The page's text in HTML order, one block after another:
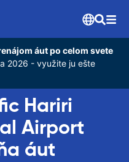
áut po celom svete
2026 - využite ju ešte
Hariri
Airport
áut